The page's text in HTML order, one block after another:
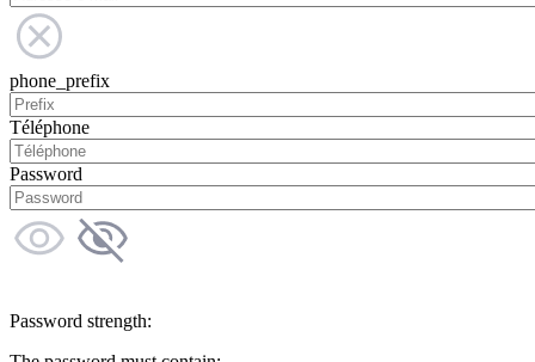
phone_prefix
Téléphone
Password
Password strength: